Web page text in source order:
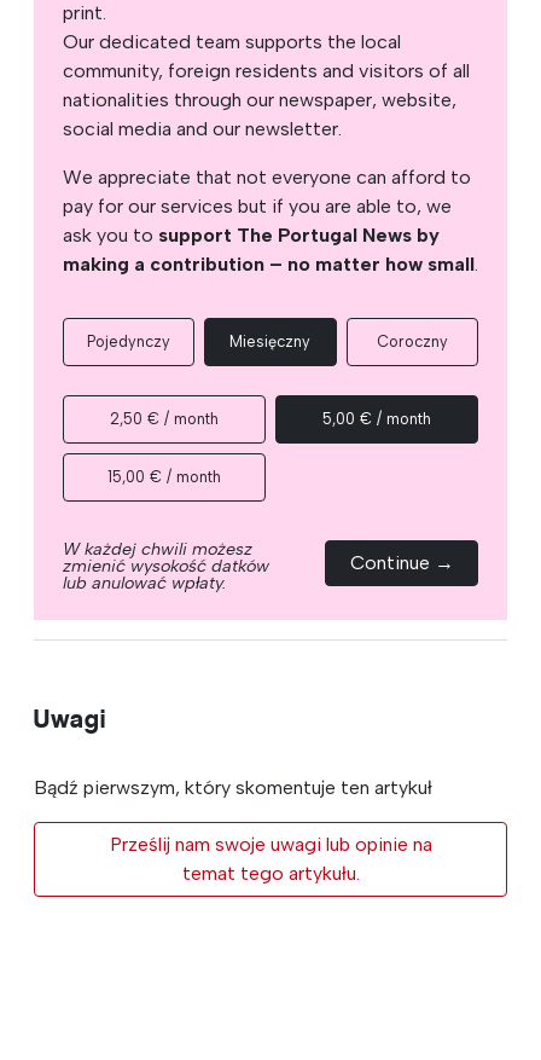
print.
Our dedicated team supports the local
community, foreign residents and visitors of all
nationalities through our newspaper, website,
social media and our newsletter.
We appreciate that not everyone can afford to
pay for our services but if you are able to, we
ask you to support The Portugal News by
making a contribution – no matter how small.
Pojedynczy Miesięczny Coroczny
2,50 € / month 5,00 € / month
15,00 € / month
W każdej chwili możesz
zmienić wysokość datków
lub anulować wpłaty.
Continue →
Uwagi
Bądź pierwszym, który skomentuje ten artykuł
Prześlij nam swoje uwagi lub opinie na
temat tego artykułu.